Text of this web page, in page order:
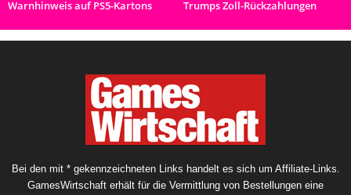
Warnhinweis auf PS5-Kartons
Trumps Zoll-Rückzahlungen
Bei den mit * gekennzeichneten Links handelt es sich um Affiliate-Links.
GamesWirtschaft erhält für die Vermittlung von Bestellungen eine